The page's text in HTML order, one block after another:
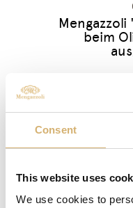
Consent
This website uses
We use cookies to
beim